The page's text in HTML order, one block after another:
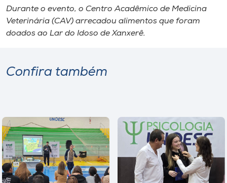
A+
A-
Durante o evento, o Centro Acadêmico de Medicina
Veterinária (CAV) arrecadou alimentos que foram
doados ao Lar do Idoso de Xanxerê.
Confira também